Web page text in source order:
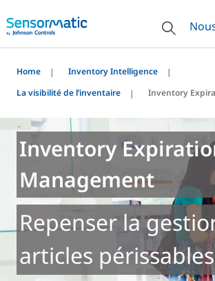
Home
Inventory Intelligence
La visibilité de l’inventaire
Inventory
Inventory
Management
Repenser la
articles périssables